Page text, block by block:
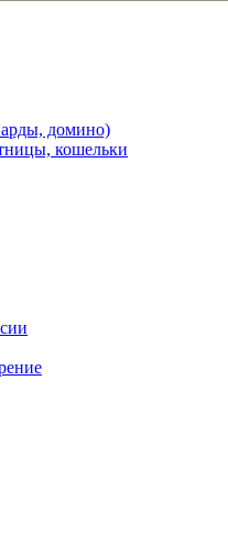
домино)
кошельки